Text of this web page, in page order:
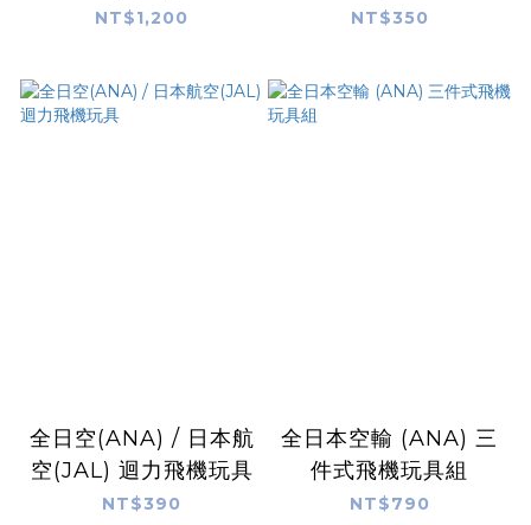
NT$1,200 NT$350
全日空(ANA) / 日本航
空(JAL) 迴力飛機玩具
NT$390
全日本空輸 (ANA) 三
件式飛機玩具組
NT$790